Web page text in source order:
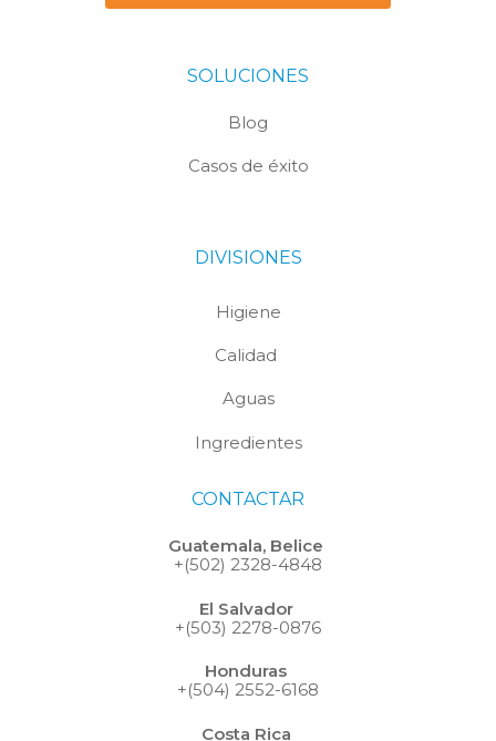
SOLUCIONES
Blog
Casos de éxito
DIVISIONES
Higiene
Calidad
Aguas
Ingredientes
CONTACTAR
Guatemala, Belice
+(502) 2328-4848
El Salvador
+(503) 2278-0876
Honduras
+(504) 2552-6168
Costa Rica